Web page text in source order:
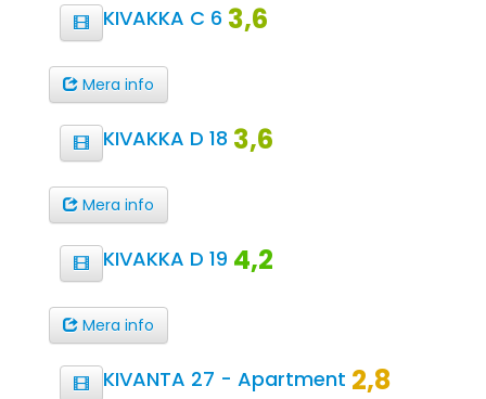
KIVAKKA C 6 3,6
Mera info
KIVAKKA D 18 3,6
Mera info
KIVAKKA D 19 4,2
Mera info
KIVANTA 27 - Apartment 2,8